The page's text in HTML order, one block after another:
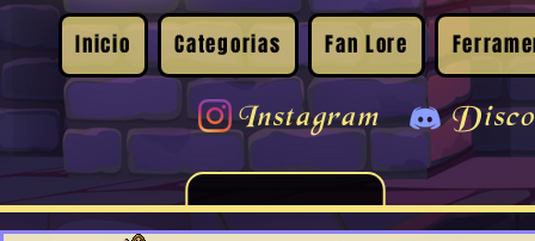
Inicio Categorias Fan Lore
Instagram